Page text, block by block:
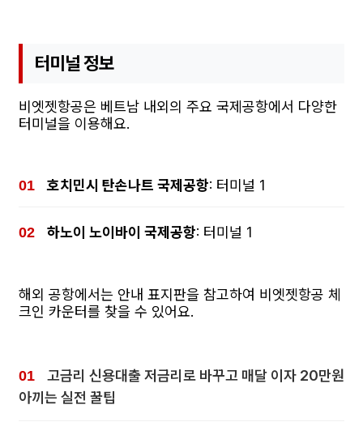
터미널 정보
비엣젯항공은 베트남 내외의 주요 국제공항에서 다양한
터미널을 이용해요.
호치민시 탄손나트 국제공항: 터미널 1
하노이 노이바이 국제공항: 터미널 1
해외 공항에서는 안내 표지판을 참고하여 비엣젯항공 체
크인 카운터를 찾을 수 있어요.
고금리 신용대출 저금리로 바꾸고 매달 이자 20만원
아끼는 실전 꿀팁